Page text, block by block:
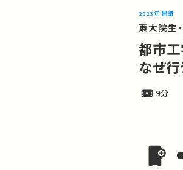
2023年 開講
東大院生
都市工
なぜ行
9分